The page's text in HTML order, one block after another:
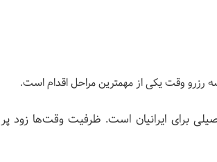
رزرو وقت یکی از مهمترین مراحل اقدام است.
برای ایرانیان است. ظرفیت وقت‌ها زود پر